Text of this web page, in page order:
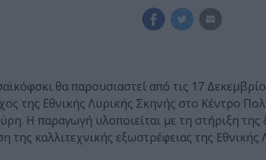
θα παρουσιαστεί από τις 17
της Εθνικής Λυρικής Σκηνής στο Κέντρο
Η παραγωγή υλοποιείται με τη στήριξη
της καλλιτεχνικής εξωστρέφειας της Εθνικής